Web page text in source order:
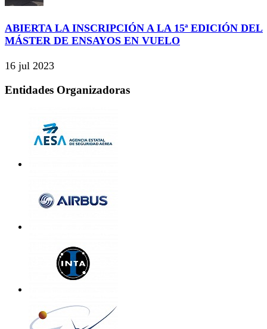
ABIERTA LA INSCRIPCIÓN A LA 15ª EDICIÓN DEL
MÁSTER DE ENSAYOS EN VUELO
16 jul 2023
Entidades Organizadoras